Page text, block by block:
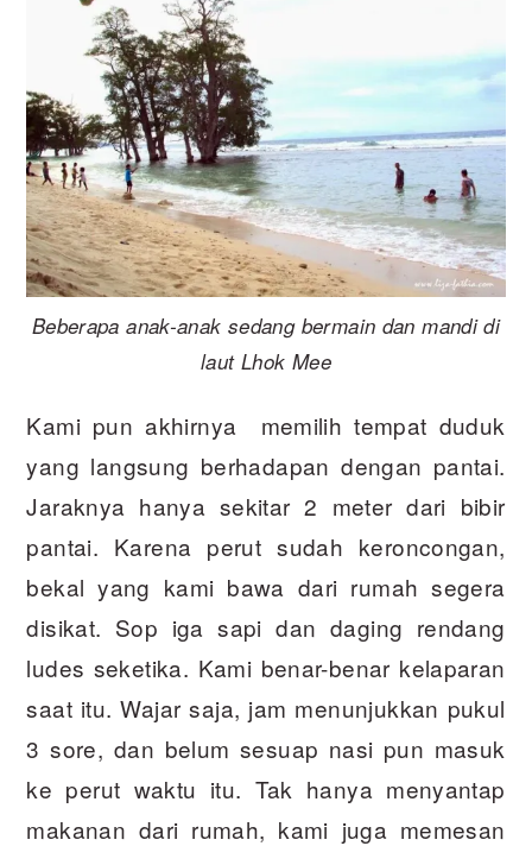
Beberapa anak-anak sedang bermain dan mandi di
laut Lhok Mee
Kami pun akhirnya memilih tempat duduk
yang langsung berhadapan dengan pantai.
Jaraknya hanya sekitar 2 meter dari bibir
pantai. Karena perut sudah keroncongan,
bekal yang kami bawa dari rumah segera
disikat. Sop iga sapi dan daging rendang
ludes seketika. Kami benar-benar kelaparan
saat itu. Wajar saja, jam menunjukkan pukul
3 sore, dan belum sesuap nasi pun masuk
ke perut waktu itu. Tak hanya menyantap
makanan dari rumah, kami juga memesan